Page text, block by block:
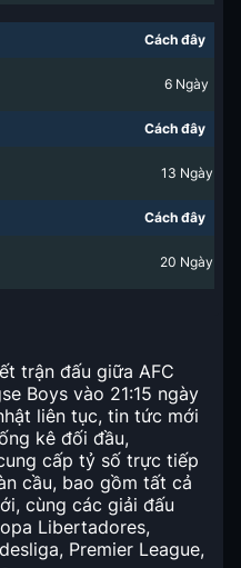
Cách đây
6 Ngày
Cách đây
13 Ngày
Cách đây
20 Ngày
trận đấu giữa AFC
Boys vào 21:15 ngày
liên tục, tin tức mới
kê đối đầu,
cấp tỷ số trực tiếp
cầu, bao gồm tất cả
cùng các giải đấu
Libertadores,
Premier League,